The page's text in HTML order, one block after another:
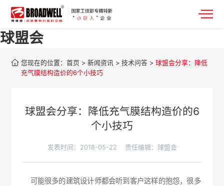
球盟会
您现在的位置：首页 >新闻资讯 >技术问答 >球盟会分享：降低
充气膜结构造价的6个小技巧
球盟会分享：降低充气膜结构造价的6
个小技巧
发表时间：2018-05-22 责任编辑：球盟会
可能很多的建筑设计师都会听到客户这样的抱怨，很多